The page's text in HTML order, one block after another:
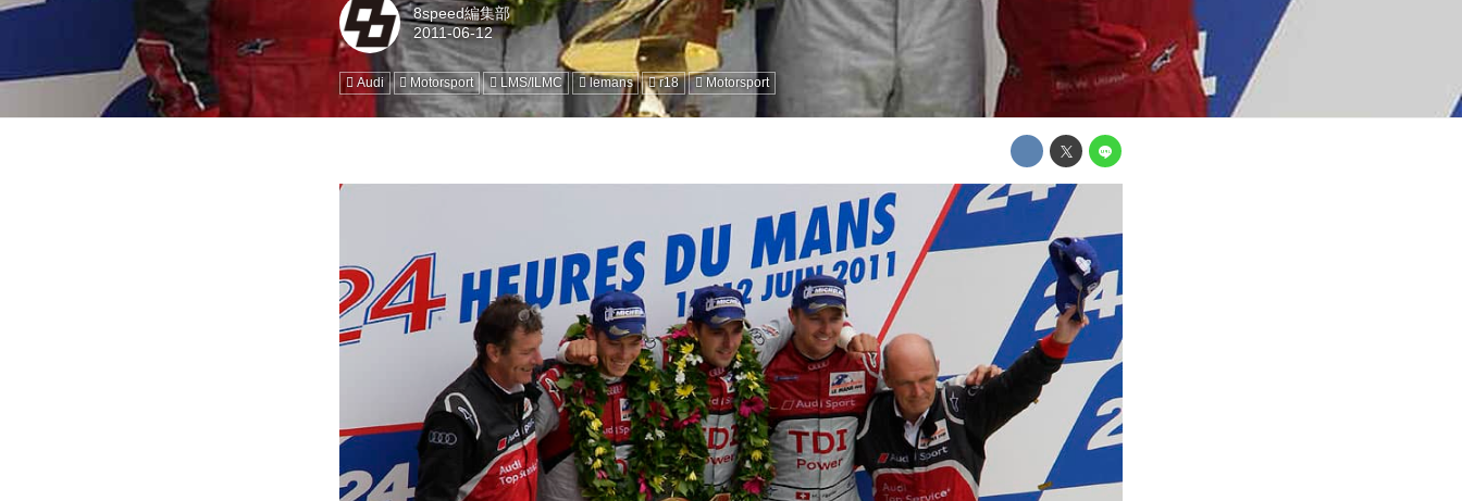
8speed編集部
Audi Motorsport LMS/ILMC lemans r18 Motorsport